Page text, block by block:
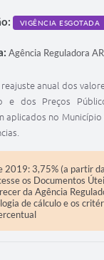
VIGÊNCIA ESGOTADA
Agência Reguladora
anual dos
e dos Preços
aplicados no
2019: 3,75% (a partir
os Documentos
da Agência
de cálculo e os